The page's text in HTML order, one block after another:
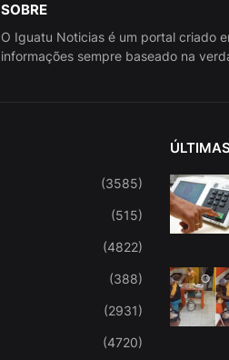
SOBRE
O Iguatu Noticias é um portal criado
informações sempre baseado na
(3585)
(515)
(4822)
(388)
(2931)
(4720)
ÚLTIMAS